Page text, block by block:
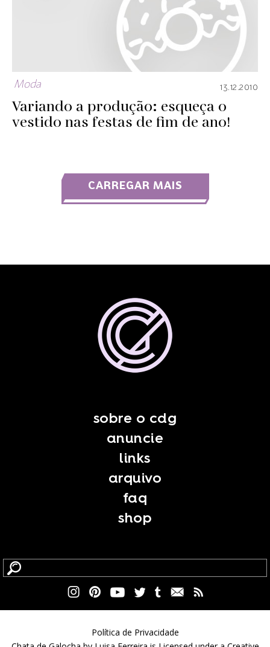
Moda 13.12.2010
Variando a produção: esqueça o
vestido nas festas de fim de ano!
CARREGAR MAIS
sobre o cdg
anuncie
links
arquivo
faq
shop
Política de Privacidade